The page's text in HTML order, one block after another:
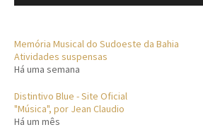
Memória Musical do Sudoeste da Bahia
Atividades suspensas
Há uma semana
Distintivo Blue - Site Oficial
"Música", por Jean Claudio
Há um mês